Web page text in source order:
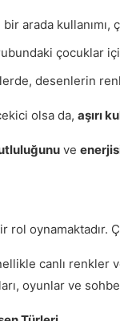
arada
çocuklar
desenlerin
olsa da, aşırı
ve
rol
canlı
oyunlar ve